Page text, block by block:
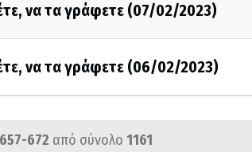
να τα γράφετε (07/02/2023)
να τα γράφετε (06/02/2023)
657-672 από σύνολο 1161